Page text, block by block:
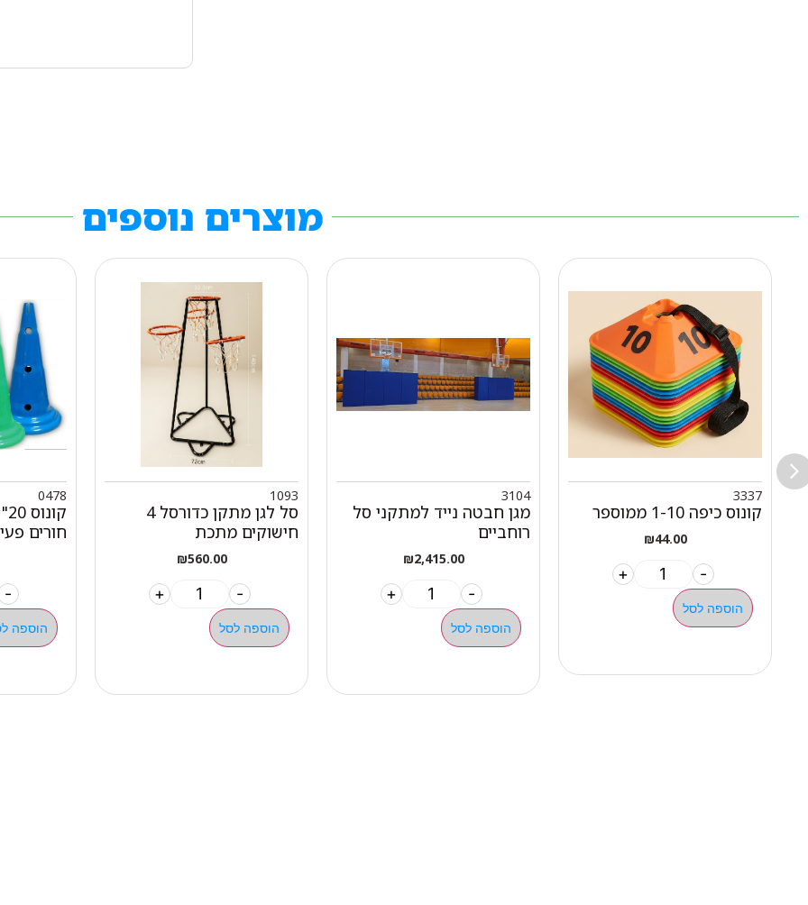
מוצרים נוספים
3337
קונוס כיפה 1-10 ממוספר
₪44.00
-
+
הוספה לסל
3104
מגן חבטה נייד למתקני סל
רוחביים
₪2,415.00
-
+
הוספה לסל
1093
סל לגן מתקן כדורסל 4
חישוקים מתכת
₪560.00
-
+
הוספה לסל
0478
חורים
-
הוספה